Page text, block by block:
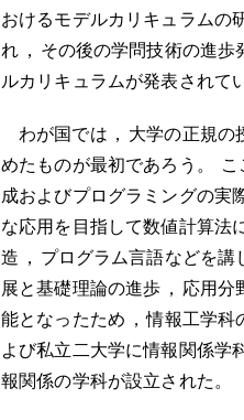
おけるモデルカリキュラムの
れ ， その後の学問技術の進歩
ルカリキュラムが発表されて
わが国では ， 大学の正規の
めたものが最初であろう 。
成およびプログラミングの実
な応用を目指して数値計算法
造 ， プログラム言語などを講
展と基礎理論の進歩 ， 応用分
能となったため ， 情報工学科
よび私立二大学に情報関係学
報関係の学科が設立された 。